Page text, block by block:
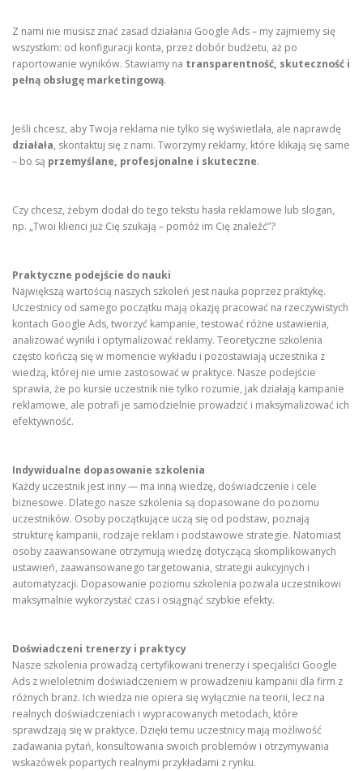
Z nami nie musisz znać zasad działania Google Ads – my zajmiemy się
wszystkim: od konfiguracji konta, przez dobór budżetu, aż po
raportowanie wyników. Stawiamy na transparentność, skuteczność i
pełną obsługę marketingową.
Jeśli chcesz, aby Twoja reklama nie tylko się wyświetlała, ale naprawdę
działała, skontaktuj się z nami. Tworzymy reklamy, które klikają się same
– bo są przemyślane, profesjonalne i skuteczne.
Czy chcesz, żebym dodał do tego tekstu hasła reklamowe lub slogan,
np. „Twoi klienci już Cię szukają – pomóż im Cię znaleźć”?
Praktyczne podejście do nauki
Największą wartością naszych szkoleń jest nauka poprzez praktykę.
Uczestnicy od samego początku mają okazję pracować na rzeczywistych
kontach Google Ads, tworzyć kampanie, testować różne ustawienia,
analizować wyniki i optymalizować reklamy. Teoretyczne szkolenia
często kończą się w momencie wykładu i pozostawiają uczestnika z
wiedzą, której nie umie zastosować w praktyce. Nasze podejście
sprawia, że po kursie uczestnik nie tylko rozumie, jak działają kampanie
reklamowe, ale potrafi je samodzielnie prowadzić i maksymalizować ich
efektywność.
Indywidualne dopasowanie szkolenia
Każdy uczestnik jest inny — ma inną wiedzę, doświadczenie i cele
biznesowe. Dlatego nasze szkolenia są dopasowane do poziomu
uczestników. Osoby początkujące uczą się od podstaw, poznają
strukturę kampanii, rodzaje reklam i podstawowe strategie. Natomiast
osoby zaawansowane otrzymują wiedzę dotyczącą skomplikowanych
ustawień, zaawansowanego targetowania, strategii aukcyjnych i
automatyzacji. Dopasowanie poziomu szkolenia pozwala uczestnikowi
maksymalnie wykorzystać czas i osiągnąć szybkie efekty.
Doświadczeni trenerzy i praktycy
Nasze szkolenia prowadzą certyfikowani trenerzy i specjaliści Google
Ads z wieloletnim doświadczeniem w prowadzeniu kampanii dla firm z
różnych branż. Ich wiedza nie opiera się wyłącznie na teorii, lecz na
realnych doświadczeniach i wypracowanych metodach, które
sprawdzają się w praktyce. Dzięki temu uczestnicy mają możliwość
zadawania pytań, konsultowania swoich problemów i otrzymywania
wskazówek popartych realnymi przykładami z rynku.